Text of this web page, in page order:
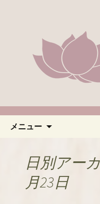
「名古屋・
めるカフェ
～」のブロ
とした癒しの
ぞ。やさしい
天津などもご
ちらからチェ
メニュー
日別アー
月23日